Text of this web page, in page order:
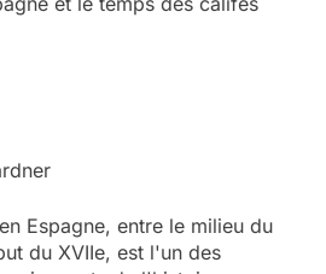
Espagne, entre le milieu du
du XVIIe, est l'un des